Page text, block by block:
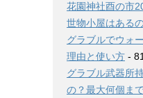
花園神社酉の市
世物小屋はある
グラブルでウォ
理由と使い方 -
グラブル武器所
の？最大何個ま